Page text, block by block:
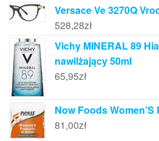
Versace Ve 3270Q
528,28zł
Vichy MINERAL 89
nawilżający 50ml
65,95zł
Now Foods
81,00zł